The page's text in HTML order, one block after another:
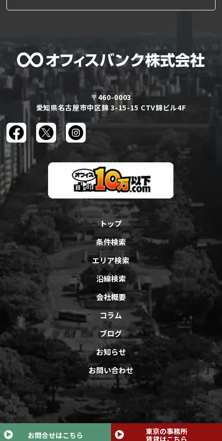
〒460-0003
愛知県名古屋市中区錦 3-15-15 CTV錦ビル4F
トップ
条件検索
エリア検索
沿線検索
会社概要
コラム
ブログ
お知らせ
お問い合わせ
Copyright © オフィスバンクAll Rights Reserved.
お問合せはこちら
東京の事務所
賃貸はこちら